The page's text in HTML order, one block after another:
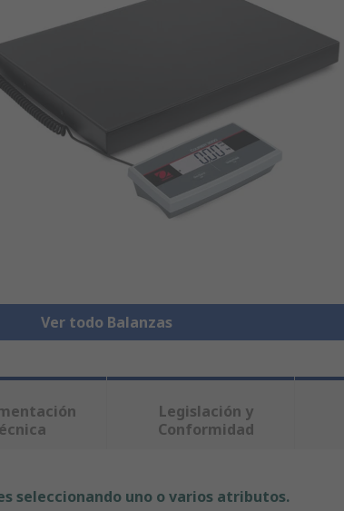
Ver todo Balanzas
Legislación y
Conformidad
seleccionando uno o varios atributos.